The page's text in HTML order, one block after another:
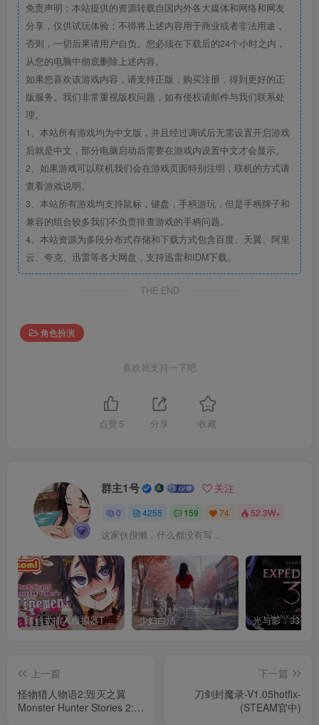
免责声明：本站提供的资源转载自国内外各大媒体和网络和网友
分享，仅供试玩体验；不得将上述内容用于商业或者非法用途，
否则，一切后果请用户自负。您必须在下载后的24个小时之内，
从您的电脑中彻底删除上述内容。
如果您喜欢该游戏内容，请支持正版，购买注册，得到更好的正
版服务。我们非常重视版权问题，如有侵权请邮件与我们联系处
理。
1、本站所有游戏均为中文版，并且经过调试后无需设置开启游戏
后就是中文，部分电脑启动后需要在游戏内设置中文才会显示。
2、如果游戏可以联机我们会在游戏页面特别注明，联机的方式请
查看游戏说明。
3、本站所有游戏均支持鼠标，键盘，手柄游玩，但是手柄牌子和
兼容的组合较多我们不负责排查游戏的手柄问题。
4、本站资源为多段分布式存储和下载方式包含百度、天翼、阿里
云、夸克、迅雷等各大网盘，支持迅雷和IDM下载。
THE END
角色扮演
喜欢就支持一下吧
点赞 5 分享 收藏
群主1号 关注
0 4255 159 74 52.3W+
这家伙很懒，什么都没有写...
螺丝式插入模拟器TMA02 少妇白洁
上一篇
怪物猎人物语2:毁灭之翼
Monster Hunter Stories 2:
下一篇
刀剑封魔录-V1.05hotfix-
(STEAM官中)